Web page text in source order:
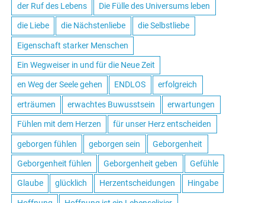
der Ruf des Lebens Die Fülle des Universums leben
die Liebe die Nächstenliebe die Selbstliebe
Eigenschaft starker Menschen
Ein Wegweiser in und für die Neue Zeit
en Weg der Seele gehen ENDLOS erfolgreich
erträumen erwachtes Buwusstsein erwartungen
Fühlen mit dem Herzen für unser Herz entscheiden
geborgen fühlen geborgen sein Geborgenheit
Geborgenheit fühlen Geborgenheit geben Gefühle
Glaube glücklich Herzentscheidungen Hingabe